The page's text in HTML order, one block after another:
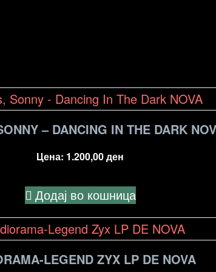
– DANCING IN THE DARK
Цена: 1.200,00ден
Додај во кошница
LEGEND ZYX LP DE NOVA